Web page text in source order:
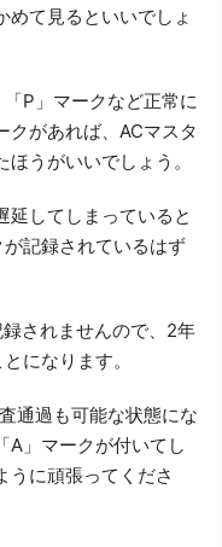
めて見るといいでしょ
P」マークなど正常に
クがあれば、ACマスタ
うがいいでしょう。
延してしまっていると
記録されているはず
されませんので、2年
になります。
通過も可能な状態にな
A」マークが付いてし
うに頑張ってくださ